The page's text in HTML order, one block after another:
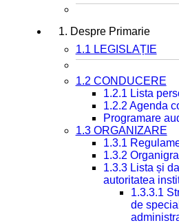
1. Despre Primarie
1.1 LEGISLAȚIE
1.2 CONDUCERE
1.2.1 Lista
1.2.2 Agenda
Programare
1.3 ORGANIZARE
1.3.1
1.3.2
1.3.3 Lista și
autoritatea
1.3.3.1
de